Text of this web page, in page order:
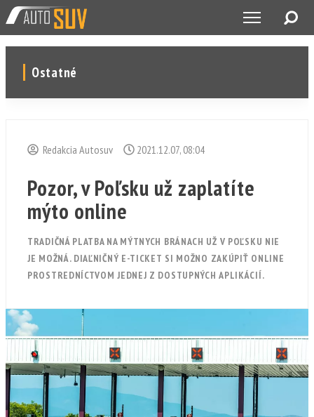
Ostatné
Redakcia Autosuv 2021.12.07, 08:04
Pozor, v Poľsku už zaplatíte
mýto online
TRADIČNÁ PLATBA NA MÝTNYCH BRÁNACH UŽ V POĽSKU NIE
JE MOŽNÁ. DIAĽNIČNÝ E-TICKET SI MOŽNO ZAKÚPIŤ ONLINE
PROSTREDNÍCTVOM JEDNEJ Z DOSTUPNÝCH APLIKÁCIÍ.